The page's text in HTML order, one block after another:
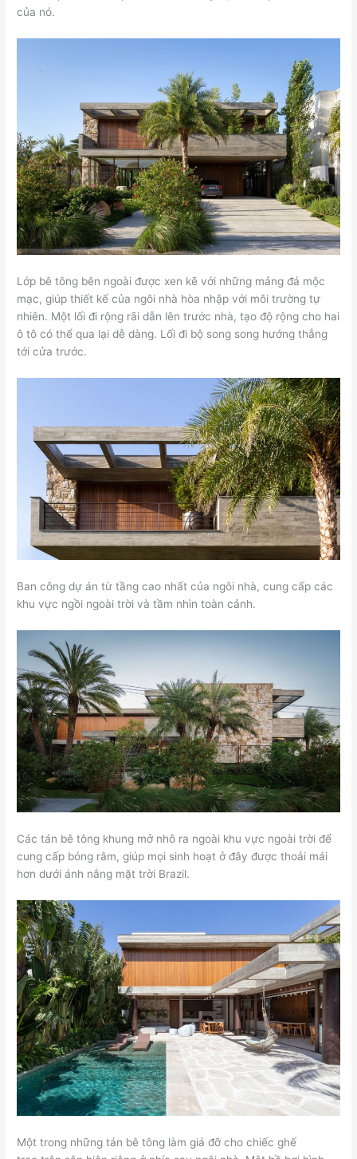
của nó.
Lớp bê tông bên ngoài được xen kẽ với những mảng đá mộc
mạc, giúp thiết kế của ngôi nhà hòa nhập với môi trường tự
nhiên. Một lối đi rộng rãi dẫn lên trước nhà, tạo độ rộng cho hai
ô tô có thể qua lại dễ dàng. Lối đi bộ song song hướng thẳng
tới cửa trước.
Ban công dự án từ tầng cao nhất của ngôi nhà, cung cấp các
khu vực ngồi ngoài trời và tầm nhìn toàn cảnh.
Các tán bê tông khung mở nhô ra ngoài khu vực ngoài trời để
cung cấp bóng râm, giúp mọi sinh hoạt ở đây được thoải mái
hơn dưới ánh nắng mặt trời Brazil.
Một trong những tán bê tông làm giá đỡ cho chiếc ghế